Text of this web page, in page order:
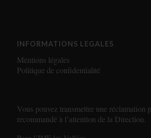
INFORMATIONS LEGALES
Mentions légales
Politique de confidentialité
Vous pouvez transmettre une réclamation
recommandé à l’attention de la Direction.